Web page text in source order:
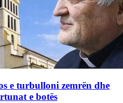
e turbulloni zemrën dhe
e botës